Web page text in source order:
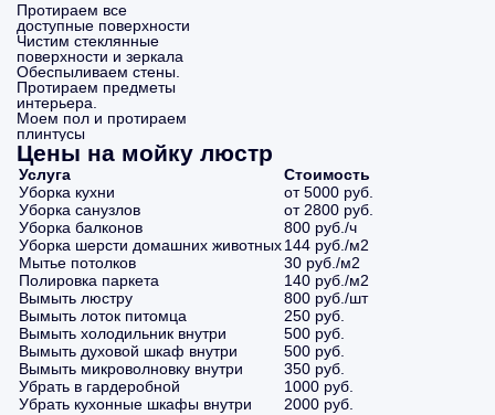
Протираем все
доступные поверхности
Чистим стеклянные
поверхности и зеркала
Обеспыливаем стены.
Протираем предметы
интерьера.
Моем пол и протираем
плинтусы
Цены на мойку люстр
Услуга
Стоимость
Уборка кухни
от 5000 руб.
Уборка санузлов
от 2800 руб.
Уборка балконов
800 руб./ч
Уборка шерсти домашних животных144 руб./м2
Мытье потолков
30 руб./м2
Полировка паркета
140 руб./м2
Вымыть люстру
800 руб./шт
Вымыть лоток питомца
250 руб.
Вымыть холодильник внутри
500 руб.
Вымыть духовой шкаф внутри
500 руб.
Вымыть микроволновку внутри
350 руб.
Убрать в гардеробной
1000 руб.
Убрать кухонные шкафы внутри
2000 руб.